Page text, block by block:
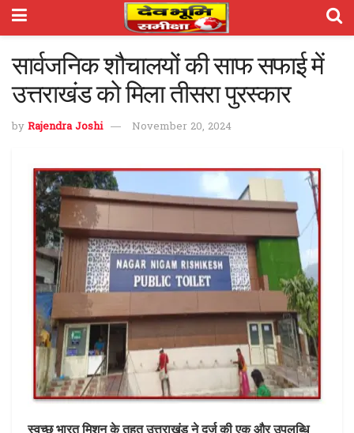
सार्वजनिक शौचालयों की साफ सफाई में
उत्तराखंड को मिला तीसरा पुरस्कार
by Rajendra Joshi November 20, 2024
स्वच्छ भारत मिशन के तहत उत्तराखंड ने दर्ज की एक और उपलब्धि